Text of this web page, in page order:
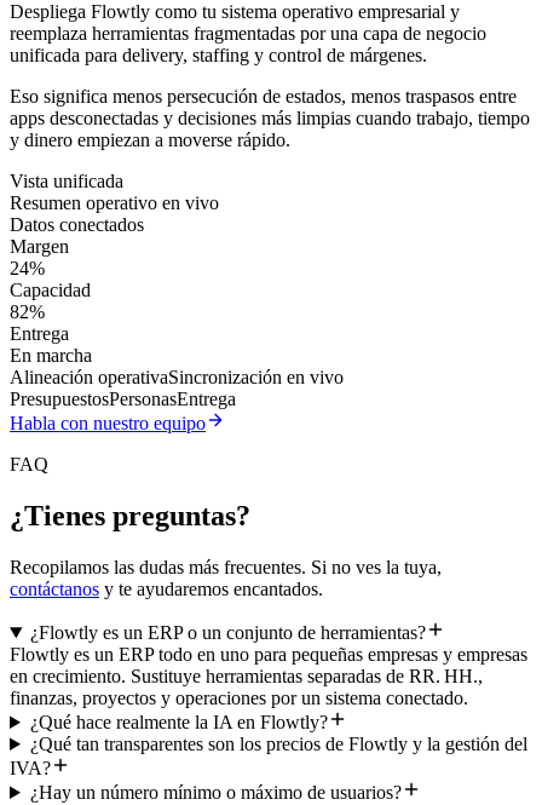
Despliega Flowtly como tu sistema operativo empresarial y
reemplaza herramientas fragmentadas por una capa de negocio
unificada para delivery, staffing y control de márgenes.
Eso significa menos persecución de estados, menos traspasos entre
apps desconectadas y decisiones más limpias cuando trabajo, tiempo
y dinero empiezan a moverse rápido.
Vista unificada
Resumen operativo en vivo
Datos conectados
Margen
24%
Capacidad
82%
Entrega
En marcha
Alineación operativaSincronización en vivo
PresupuestosPersonasEntrega
Habla con nuestro equipo
FAQ
¿Tienes preguntas?
Recopilamos las dudas más frecuentes. Si no ves la tuya,
contáctanos y te ayudaremos encantados.
¿Flowtly es un ERP o un conjunto de herramientas?
Flowtly es un ERP todo en uno para pequeñas empresas y empresas
en crecimiento. Sustituye herramientas separadas de RR. HH.,
finanzas, proyectos y operaciones por un sistema conectado.
¿Qué hace realmente la IA en Flowtly?
¿Qué tan transparentes son los precios de Flowtly y la gestión del
IVA?
¿Hay un número mínimo o máximo de usuarios?